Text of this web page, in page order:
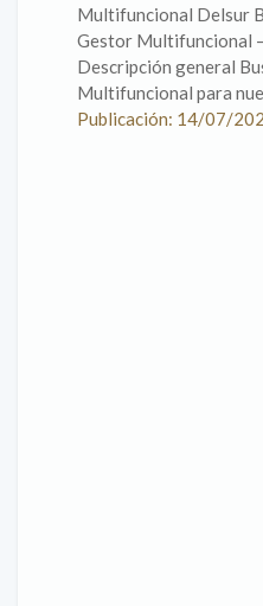
Multifuncional Delsur
Gestor Multifuncional
Descripción general
Multifuncional para
Publicación: 14/07/